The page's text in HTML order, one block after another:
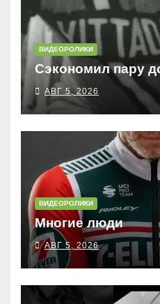
ВИДЕОРОЛИКИ
Сэкономил пару
АВГ 5, 2026
ВИДЕОРОЛИКИ
Многие люди
АВГ 5, 2026